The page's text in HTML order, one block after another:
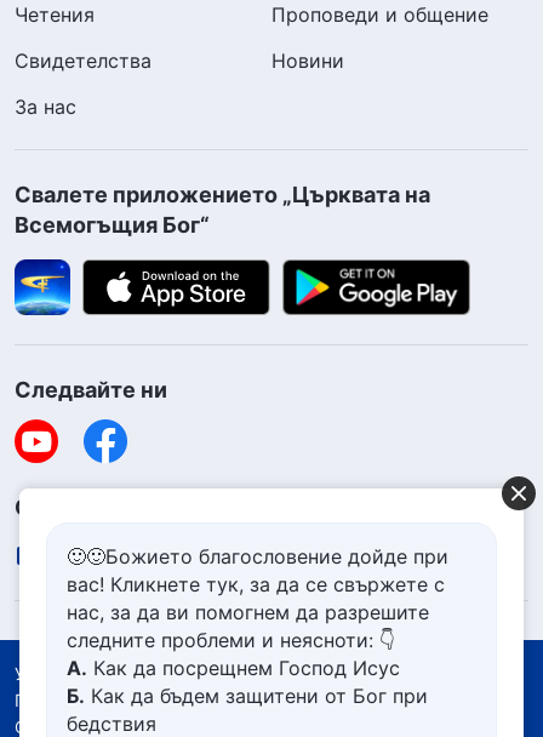
Четения
Проповеди и общение
Свидетелства
Новини
За нас
Свалете приложението „Църквата на
Всемогъщия Бог“
Следвайте ни
Свържете се с нас
contact.bg@godfootsteps.org
Условия за ползване
Политика за поверителност
Със съдействието на
🙂🙂Божието благословение дойде при
вас! Кликнете тук, за да се свържете с
нас, за да ви помогнем да разрешите
следните проблеми и неясноти: 👇
А. Как да посрещнем Господ Исус
Б. Как да бъдем защитени от Бог при
бедствия